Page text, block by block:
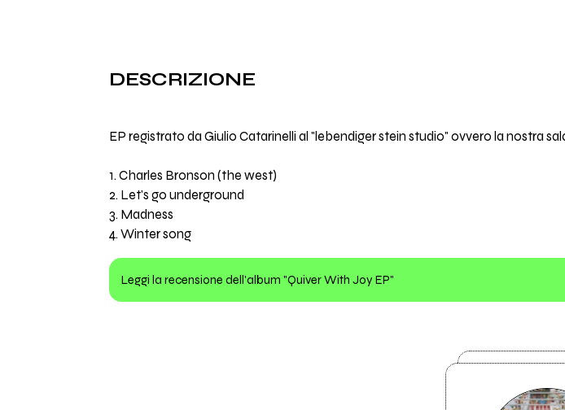
DESCRIZIONE
EP registrato da Giulio Catarinelli al "lebendiger stein studio" ovvero la nostra
1. Charles Bronson (the west)
2. Let's go underground
3. Madness
4. Winter song
Leggi la recensione dell'album "Quiver With Joy EP"